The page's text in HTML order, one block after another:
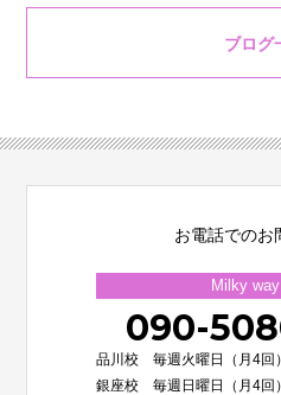
ブログ
お電話でのお
Milky
090-
品川校 毎週火曜日（月4回
銀座校 毎週日曜日（月4回